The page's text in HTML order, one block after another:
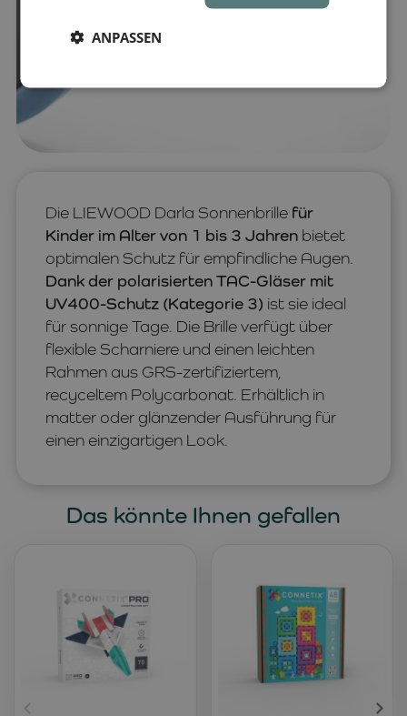
Die LIEWOOD Darla Sonnenbrille für
Kinder im Alter von 1 bis 3 Jahren bietet
optimalen Schutz für empfindliche Augen.
Dank der polarisierten TAC-Gläser mit
UV400-Schutz (Kategorie 3) ist sie ideal
für sonnige Tage. Die Brille verfügt über
flexible Scharniere und einen leichten
Rahmen aus GRS-zertifiziertem,
recyceltem Polycarbonat. Erhältlich in
matter oder glänzender Ausführung für
einen einzigartigen Look.
Das könnte Ihnen gefallen
ANPASSEN